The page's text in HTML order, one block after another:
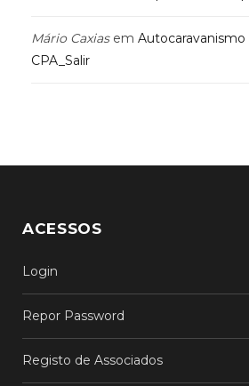
Mário Caxiasem Autocaravanismo
CPA_Salir
ACESSOS
Login
Repor Password
Registo de Associados